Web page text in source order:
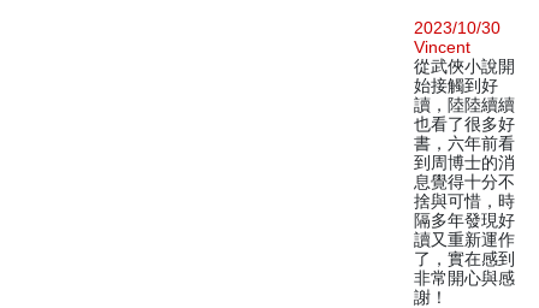
2023/10/30
Vincent
從武俠小說開
始接觸到好
讀，陸陸續續
也看了很多好
書，六年前看
到周博士的消
息覺得十分不
捨與可惜，時
隔多年發現好
讀又重新運作
了，實在感到
非常開心與感
謝！